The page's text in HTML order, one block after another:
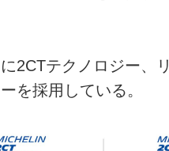
2CTテクノロジー、
を採用している。